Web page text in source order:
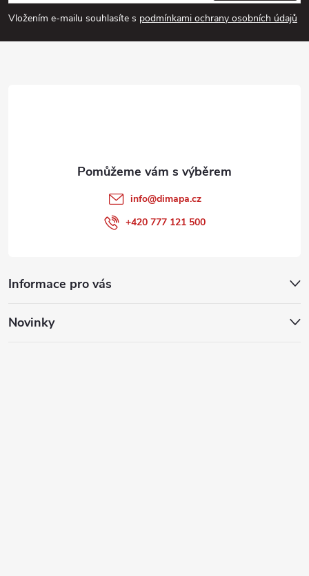
p
a
Vložením e-mailu souhlasíte s podmínkami ochrany osobních údajů
Informace pro vás
Novinky
info@dimapa.cz
+420 777 121 500